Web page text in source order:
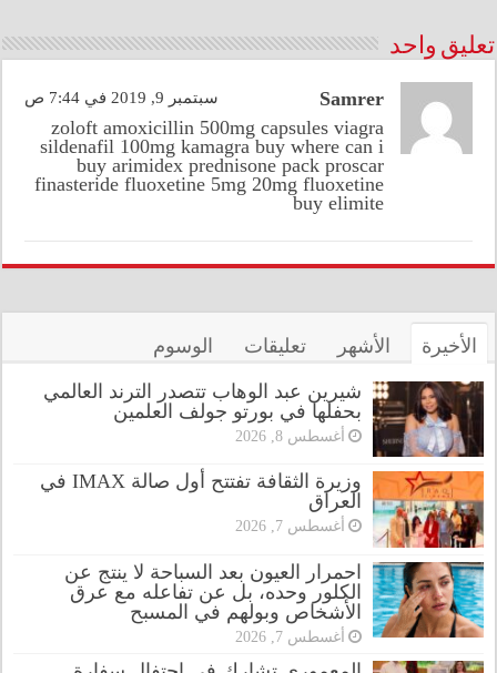
تعليق واحد
Samrer سبتمبر 9, 2019 في 7:44 ص
zoloft amoxicillin 500mg capsules viagra
sildenafil 100mg kamagra buy where can i
buy arimidex prednisone pack proscar
finasteride fluoxetine 5mg 20mg fluoxetine
buy elimite
الأخيرة الأشهر تعليقات الوسوم
شيرين عبد الوهاب تتصدر الترند العالمي
بحفلها في بورتو جولف العلمين
أغسطس 8, 2026
وزيرة الثقافة تفتتح أول صالة IMAX في
العراق
أغسطس 7, 2026
احمرار العيون بعد السباحة لا ينتج عن
الكلور وحده، بل عن تفاعله مع عرق
الأشخاص وبولهم في المسبح
أغسطس 7, 2026